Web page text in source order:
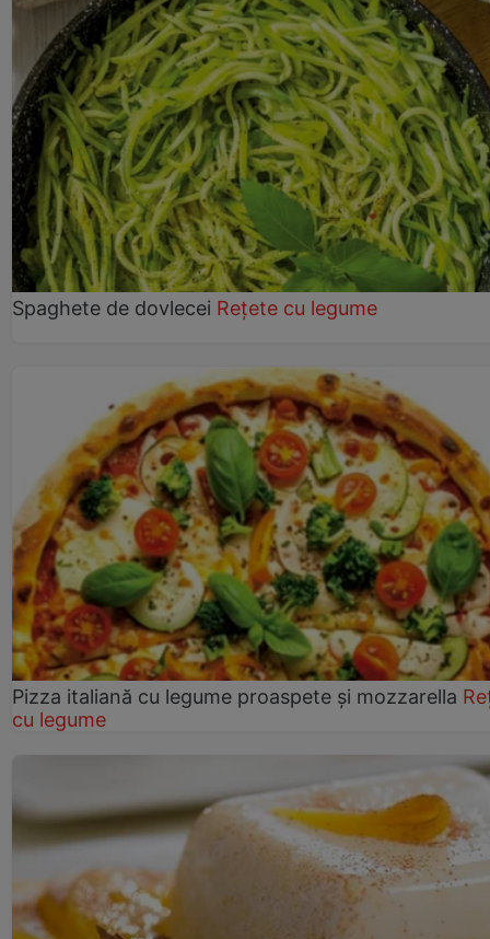
Spaghete de dovlecei Rețete cu legume
Pizza italiană cu legume proaspete și mozzarella
cu legume